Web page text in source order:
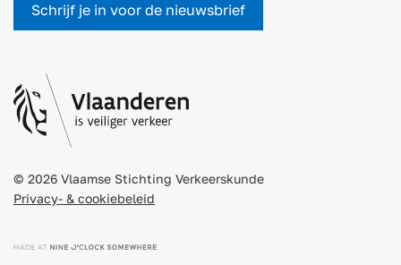
Schrijf je in voor de nieuwsbrief
© 2026 Vlaamse Stichting Verkeerskunde
Privacy- & cookiebeleid